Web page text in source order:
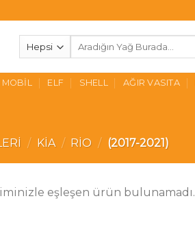
MOBIL ELF SHELL AĞIR VASITA
/ KIA / RIO / (2017-2021)
eşleşen ürün bulunamadı.